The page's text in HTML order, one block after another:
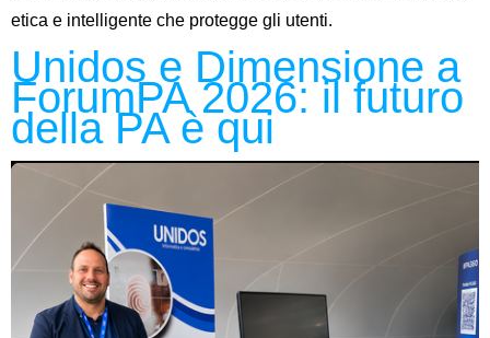
etica e intelligente che protegge gli utenti.
Unidos e Dimensione a
ForumPA 2026: il futuro
della PA è qui